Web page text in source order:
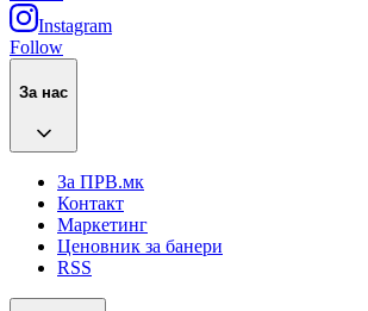
Instagram
Follow
За нас
За ПРВ.мк
Контакт
Маркетинг
Ценовник за банери
RSS